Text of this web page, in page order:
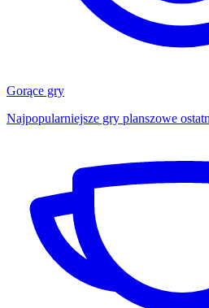
Gorące gry
Najpopularniejsze gry planszowe